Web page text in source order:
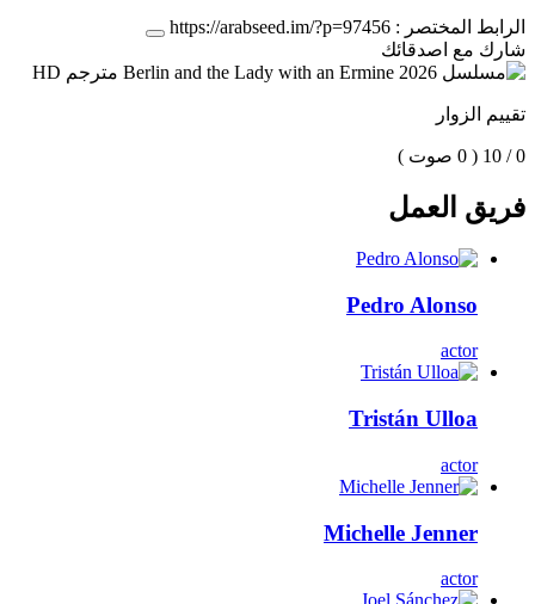
الرابط المختصر : https://arabseed.im/?p=97456
شارك مع اصدقائك
تقييم الزوار
0 / 10 ( 0 صوت )
فريق العمل
Pedro Alonso
actor
Tristán Ulloa
actor
Michelle Jenner
actor